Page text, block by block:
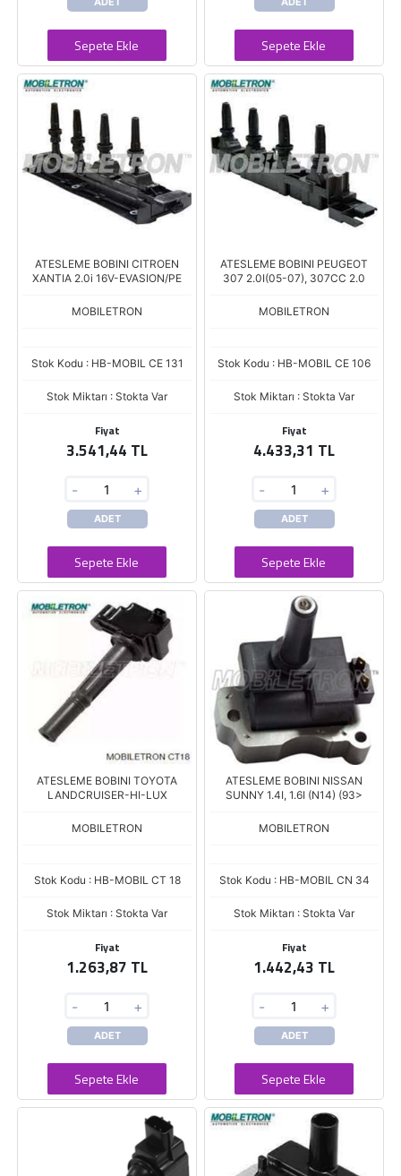
Sepete Ekle Sepete Ekle
ATESLEME BOBINI CITROEN
XANTIA 2.0i 16V-EVASION/PE
MOBILETRON
Stok Kodu : HB-MOBIL CE 131
Stok Miktarı : Stokta Var
Fiyat
3.541,44 TL
- +
ADET
Sepete Ekle
ATESLEME BOBINI PEUGEOT
307 2.0I(05-07), 307CC 2.0
MOBILETRON
Stok Kodu : HB-MOBIL CE 106
Stok Miktarı : Stokta Var
Fiyat
4.433,31 TL
- +
ADET
Sepete Ekle
ATESLEME BOBINI TOYOTA
LANDCRUISER-HI-LUX
MOBILETRON
Stok Kodu : HB-MOBIL CT 18
Stok Miktarı : Stokta Var
Fiyat
1.263,87 TL
- +
ADET
Sepete Ekle
ATESLEME BOBINI NISSAN
SUNNY 1.4I, 1.6I (N14) (93>
MOBILETRON
Stok Kodu : HB-MOBIL CN 34
Stok Miktarı : Stokta Var
Fiyat
1.442,43 TL
- +
ADET
Sepete Ekle